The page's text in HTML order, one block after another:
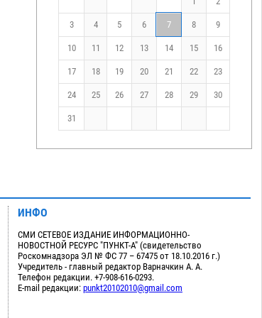
3 4 5 6 7 8 9
10 11 12 13 14 15 16
17 18 19 20 21 22 23
24 25 26 27 28 29 30
31
ИНФО
СМИ СЕТЕВОЕ ИЗДАНИЕ ИНФОРМАЦИОННО-
НОВОСТНОЙ РЕСУРС "ПУНКТ-А" (свидетельство
Роскомнадзора ЭЛ № ФС 77 – 67475 от 18.10.2016 г.)
Учредитель - главный редактор Варначкин А. А.
Телефон редакции. +7-908-616-0293.
E-mail редакции: punkt20102010@gmail.com